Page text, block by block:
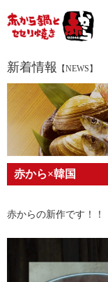
新着情報 【NEWS】
赤から×韓国
赤からの新作です！！